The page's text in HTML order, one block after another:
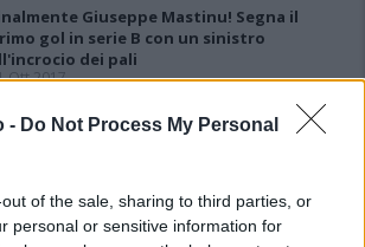
- Do Not Process My Personal
of the sale, sharing to third parties, or
personal or sensitive information for
Giuseppe Mastinu! Segna il
gol in serie B con un sinistro
dei pali
Ott 2017
Kadi ha detto sì alla Salernitana, per
Mastinu pronto a timbrare in serie B: